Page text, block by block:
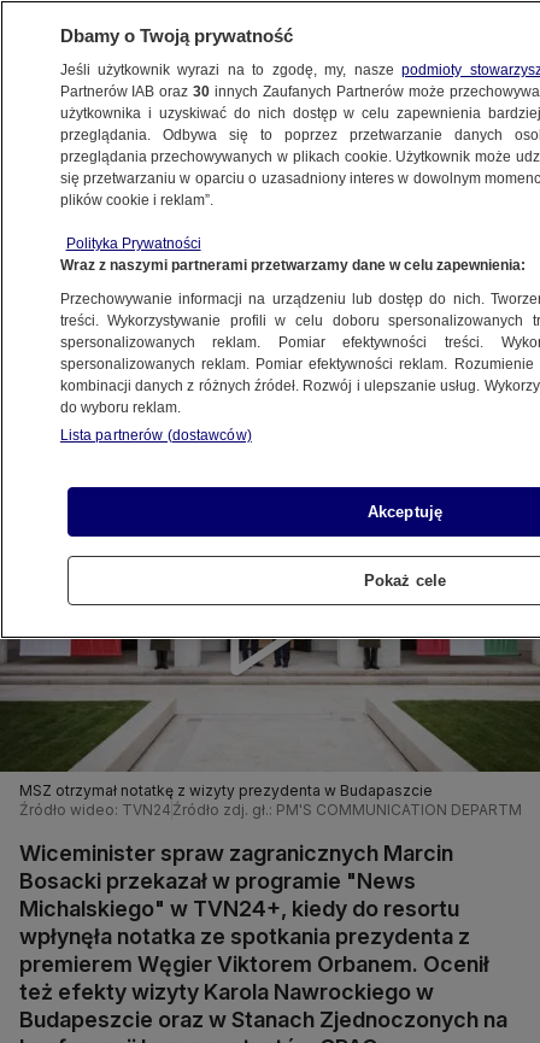
POLSKA
gościem" był Nawrocki. "Dosyć oryginalne"
Zespół autorów
31.03.2026, 10:43
Posłuchaj artykułu
Czyta lektor AI
MSZ otrzymał notatkę z wizyty prezydenta w Budapaszcie
Źródło wideo: TVN24 Źródło zdj. gł.: PM'S COMMUNICATION
Wiceminister spraw zagranicznych Marcin
Bosacki przekazał w programie "News
Michalskiego" w TVN24+, kiedy do resortu
wpłynęła notatka ze spotkania prezydenta z
premierem Węgier Viktorem Orbanem. Ocenił
też efekty wizyty Karola Nawrockiego w
Budapeszcie oraz w Stanach Zjednoczonych na
Dbamy o Twoją prywatność
Jeśli użytkownik wyrazi na to zgodę, my, naszepodmioty
Partnerów IAB oraz30 innych Zaufanych Partnerów może
użytkownika i uzyskiwać do nich dostęp w celu zapewnienia
przeglądania. Odbywa się to poprzez przetwarzanie danych
przeglądania przechowywanych w plikach cookie. Użytkownik może
się przetwarzaniu w oparciu o uzasadniony interes w dowolnym
plików cookie i reklam”.
Polityka Prywatności
Wraz z naszymi partnerami przetwarzamy dane w celu zapewnienia:
Przechowywanie informacji na urządzeniu lub dostęp do nich.
treści. Wykorzystywanie profili w celu doboru spersonalizowanych
spersonalizowanych reklam. Pomiar efektywności treści.
spersonalizowanych reklam. Pomiar efektywności reklam.
kombinacji danych z różnych źródeł. Rozwój i ulepszanie usług.
do wyboru reklam.
Lista partnerów (dostawców)
Akceptuję
Pokaż cele